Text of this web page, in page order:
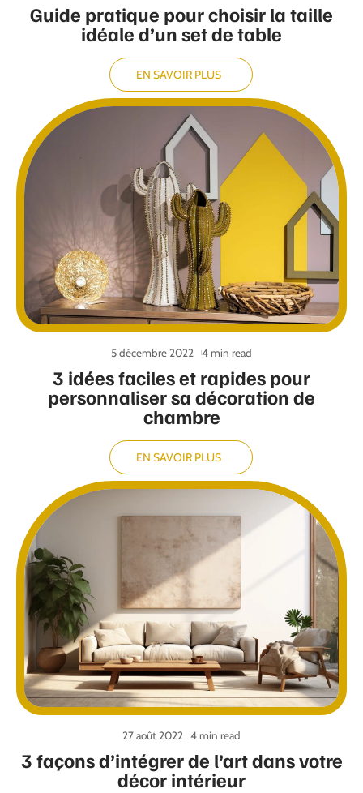
Guide pratique pour choisir la taille
idéale d’un set de table
EN SAVOIR PLUS
3 idées faciles et rapides pour
personnaliser sa décoration de
chambre
5 décembre 2022 4 min read
EN SAVOIR PLUS
3 façons d’intégrer de l’art dans votre
décor intérieur
27 août 2022 4 min read